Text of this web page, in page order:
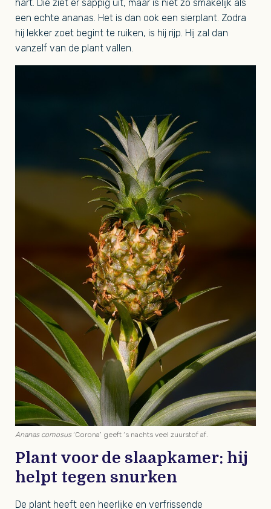
hart. Die ziet er sappig uit, maar is niet zo smakelijk als
een echte ananas. Het is dan ook een sierplant. Zodra
hij lekker zoet begint te ruiken, is hij rijp. Hij zal dan
vanzelf van de plant vallen.
Ananas comosus‘Corona’ geeft ‘s nachts veel zuurstof af.
Plant voor de slaapkamer: hij
helpt tegen snurken
De plant heeft een heerlijke en verfrissende